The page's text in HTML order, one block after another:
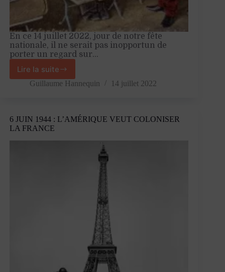
En ce 14 juillet 2022, jour de notre fête
nationale, il ne serait pas inopportun de
porter un regard sur…
Lire la suite
Jaurès,
les
Guillaume Hannequin 14 juillet 2022
6 JUIN 1944 : L’AMÉRIQUE VEUT COLONISER
LA FRANCE